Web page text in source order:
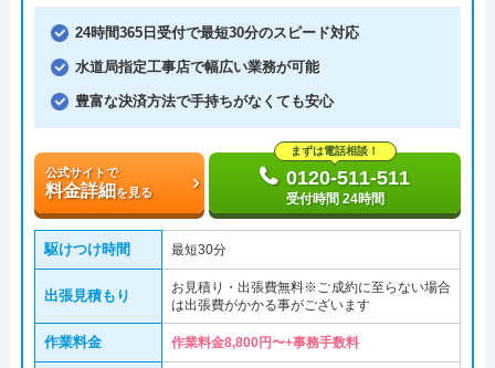
24時間365日受付で最短30分のスピード対応
水道局指定工事店で幅広い業務が可能
豊富な決済方法で手持ちがなくても安心
公式サイトで
料金詳細を見る
まずは電話相談！
0120-511-511
受付時間 24時間
駆けつけ時間 最短30分
出張見積もり
お見積り・出張費無料※ご成約に至らない場合
は出張費がかかる事がございます
作業料金 作業料金8,800円〜+事務手数料